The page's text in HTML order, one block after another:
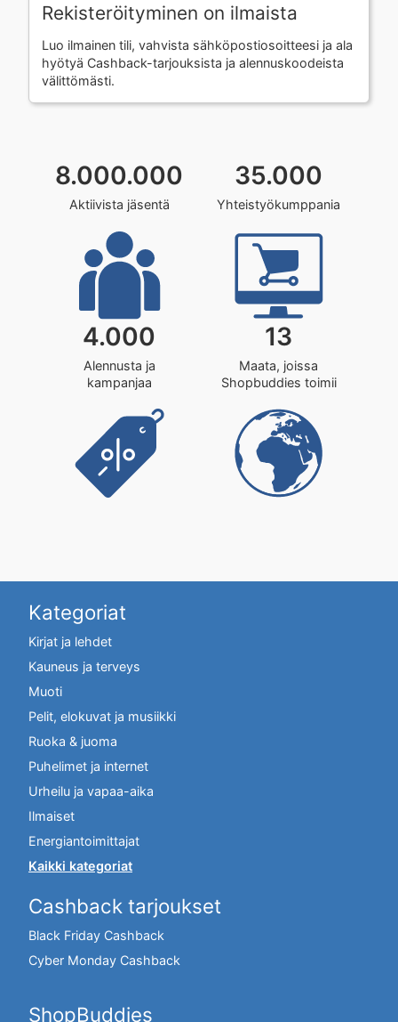
Rekisteröityminen on ilmaista
Luo ilmainen tili, vahvista sähköpostiosoitteesi ja ala
hyötyä Cashback-tarjouksista ja alennuskoodeista
välittömästi.
8.000.000
Aktiivista jäsentä
35.000
Yhteistyökumppania
4.000
Alennusta ja
kampanjaa
13
Maata, joissa
Shopbuddies toimii
linkkejä
sivustolla
Kategoriat
Kirjat ja lehdet
Kauneus ja terveys
Muoti
Pelit, elokuvat ja musiikki
Ruoka & juoma
Puhelimet ja internet
Urheilu ja vapaa-aika
Ilmaiset
Energiantoimittajat
Kaikki kategoriat
Cashback tarjoukset
Black Friday Cashback
Cyber Monday Cashback
ShopBuddies